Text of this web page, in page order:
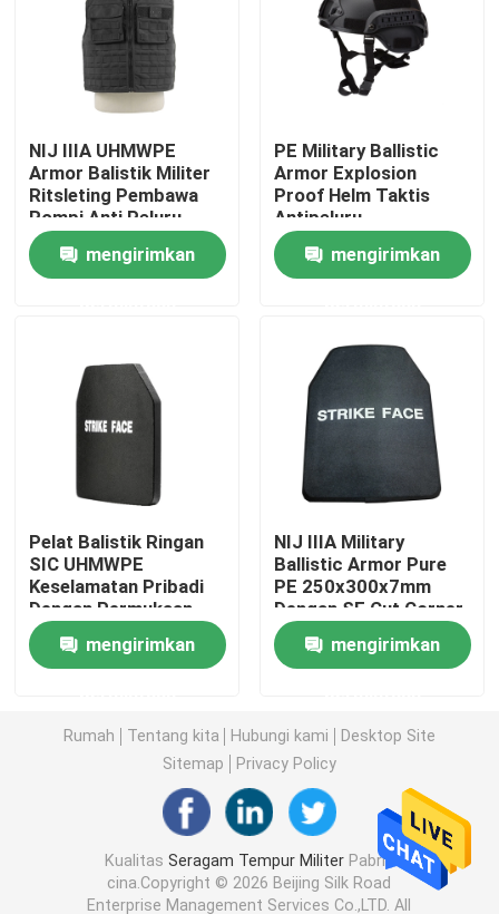
Kontrol kualitas
Hubungi kami
Permintaan Penawaran
Seragam Tempur Militer
Armor Balistik Militer
Mantel Musim Dingin Militer
Ransel Taktis Militer
Sepatu Bot Kulit Militer
Sepatu Gaun Militer
Perlengkapan Berkemah Militer
NIJ IIIA UHMWPE
Armor Balistik Militer
Ritsleting Pembawa
Rompi Anti Peluru
Lembut S-XL
mengirimkan
PE Military Ballistic
Armor Explosion
Proof Helm Taktis
Antipeluru
mengirimkan
Pelat Balistik Ringan
SIC UHMWPE
Keselamatan Pribadi
Dengan Permukaan
Melengkung Tunggal
mengirimkan
NIJ IIIA Military
Ballistic Armor Pure
PE 250x300x7mm
Dengan SE Cut Corner
mengirimkan
Rumah Tentang kita Hubungi kami
Desktop Site
Sitemap
Privacy Policy
KualitasSeragam Tempur Militer Pabrik
cina.Copyright © 2026 Beijing Silk Road
Enterprise Management Services Co.,LTD. All